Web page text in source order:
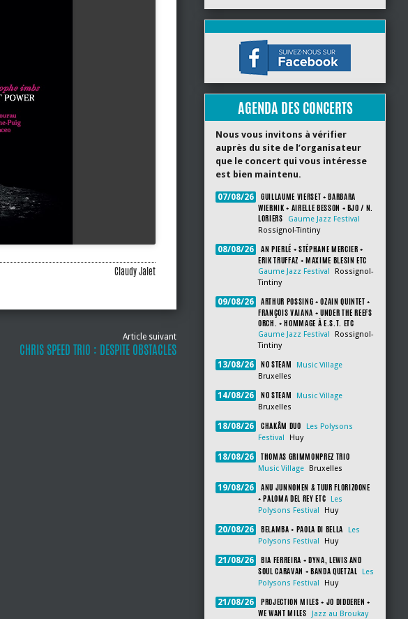
Claudy Jalet
Article suivant
CHRIS SPEED TRIO : DESPITE OBSTACLES
AGENDA DES CONCERTS
Nous vous invitons à vérifier
auprès du site de l’organisateur
que le concert qui vous intéresse
est bien maintenu.
07/08/26
GUILLAUME VIERSET + BARBARA
WIERNIK + AIRELLE BESSON + BJO / N.
LORIERS
Gaume Jazz Festival
Rossignol-Tintiny
08/08/26
AN PIERLÉ + STÉPHANE MERCIER +
ERIK TRUFFAZ + MAXIME BLESIN ETC
Gaume Jazz Festival
Rossignol-
Tintiny
09/08/26
ARTHUR POSSING + OZAIN QUINTET +
FRANÇOIS VAIANA + UNDER THE REEFS
ORCH. + HOMMAGE À E.S.T. ETC
Gaume Jazz Festival
Rossignol-
Tintiny
13/08/26 NO STEAM
Music Village
Bruxelles
14/08/26 NO STEAM
Music Village
Bruxelles
18/08/26 CHAKÂM DUO
Les Polysons
Festival
Huy
18/08/26 THOMAS GRIMMONPREZ TRIO
Music Village Bruxelles
19/08/26
ANU JUNNONEN & TUUR FLORIZOONE
+ PALOMA DEL REY ETC
Les
Polysons Festival
Huy
20/08/26 BELAMBA + PAOLA DI BELLA
Les
Polysons Festival
Huy
21/08/26
BIA FERREIRA + DYNA, LEWIS AND
SOUL CARAVAN + BANDA QUETZAL
Les
Polysons Festival
Huy
21/08/26
PROJECTION MILES + JO DIDDEREN +
WE WANT MILES
Jazz au Broukay